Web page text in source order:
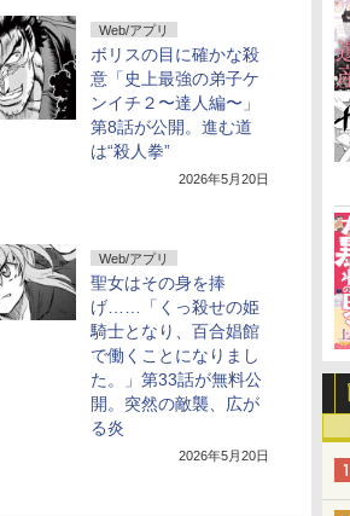
Web/アプリ
ボリスの目に確かな殺
意「史上最強の弟子ケ
ンイチ２〜達人編〜」
第8話が公開。進む道
は“殺人拳”
2026年5月20日
Web/アプリ
聖女はその身を捧
げ……「くっ殺せの姫
騎士となり、百合娼館
で働くことになりまし
た。」第33話が無料公
開。突然の敵襲、広が
る炎
2026年5月20日